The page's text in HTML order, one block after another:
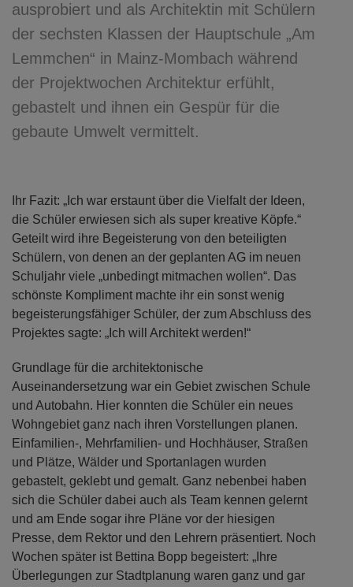
ausprobiert und als Architektin mit Schülern
der sechsten Klassen der Hauptschule „Am
Lemmchen“ in Mainz-Mombach während
der Projektwochen Architektur erfühlt,
gebastelt und ihnen ein Gespür für die
gebaute Umwelt vermittelt.
Ihr Fazit: „Ich war erstaunt über die Vielfalt der Ideen,
die Schüler erwiesen sich als super kreative Köpfe.“
Geteilt wird ihre Begeisterung von den beteiligten
Schülern, von denen an der geplanten AG im neuen
Schuljahr viele „unbedingt mitmachen wollen“. Das
schönste Kompliment machte ihr ein sonst wenig
begeisterungsfähiger Schüler, der zum Abschluss des
Projektes sagte: „Ich will Architekt werden!“
Grundlage für die architektonische
Auseinandersetzung war ein Gebiet zwischen Schule
und Autobahn. Hier konnten die Schüler ein neues
Wohngebiet ganz nach ihren Vorstellungen planen.
Einfamilien-, Mehrfamilien- und Hochhäuser, Straßen
und Plätze, Wälder und Sportanlagen wurden
gebastelt, geklebt und gemalt. Ganz nebenbei haben
sich die Schüler dabei auch als Team kennen gelernt
und am Ende sogar ihre Pläne vor der hiesigen
Presse, dem Rektor und den Lehrern präsentiert. Noch
Wochen später ist Bettina Bopp begeistert: „Ihre
Überlegungen zur Stadtplanung waren ganz und gar